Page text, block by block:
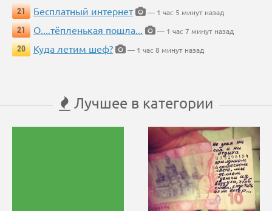
21
Бесплатный интернет
— 1 час 5 минут назад
21
О....тёпленькая пошла...
— 1 час 7 минут назад
20
Куда летим шеф? — 1 час 8 минут назад
Лучшее в категории